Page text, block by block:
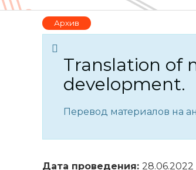
Translation of
development.
Перевод материалов на
Архив
Дата проведения: 28.06.2022